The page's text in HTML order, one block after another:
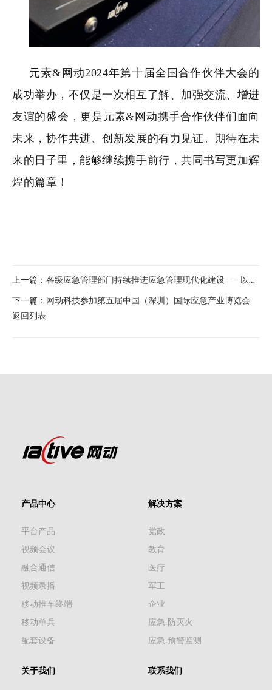
元素&网动2024年第十届全国合作伙伴大会的
成功举办，不仅是一次相互了解、加强交流、增进
友谊的盛会，更是元素&网动携手合作伙伴们面向
未来，协作共进、创新发展的有力见证。期待在未
来的日子里，能够继续携手前行，共同书写更加辉
煌的篇章！
上一篇： 各级应急管理部门持续推进应急管理现代化建设——以科技之“智” 筑安全之基
下一篇： 网动科技参加第五届中国（深圳）国际应急产业博览会
返回列表
产品中心
平台产品
视频会议
融合通信
视频录播
移动推车终端
移动单兵
配套设备
解决方案
党政
教育
医疗
军工
企业
应急.防灭火
应急.预警监测
关于我们 联系我们